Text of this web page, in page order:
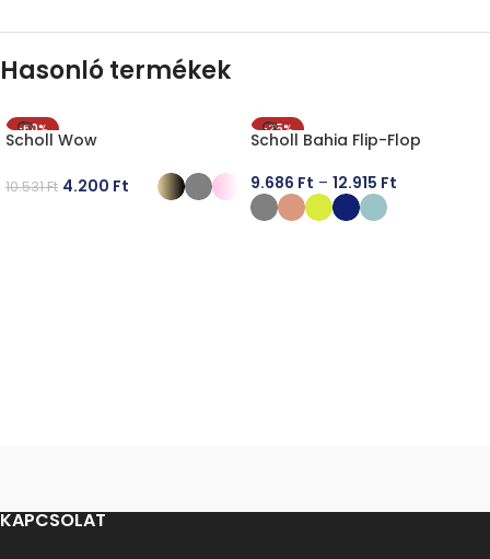
Hasonló termékek
-60%
Scholl Wow
10.531Ft 4.200 Ft
-25%
Scholl Bahia Flip-Flop
9.686 Ft – 12.915 Ft
KAPCSOLAT